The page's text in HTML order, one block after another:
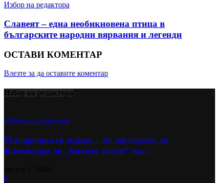
Избор на редактора
Славеят – една необикновена птица в
българските народни вярвания и легенди
ОСТАВИ КОМЕНТАР
Влезте за да оставите коментар
Избор на редактора
Избор на редактора
Магарешкото мляко – от легендата за
Клеопатра до „бялото злато“ на...
0